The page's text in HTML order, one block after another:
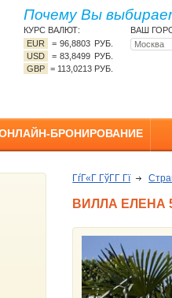
Почему Вы
КУРС ВАЛЮТ:
EUR
=96,8803 РУБ.
USD
=83,8499 РУБ.
GBP = 113,0213 РУБ.
ВАШ
БРОНИРОВАНИЕ
ГѓГ«Г ГўГ­Г Гї
ВИЛЛА ЕЛЕНА